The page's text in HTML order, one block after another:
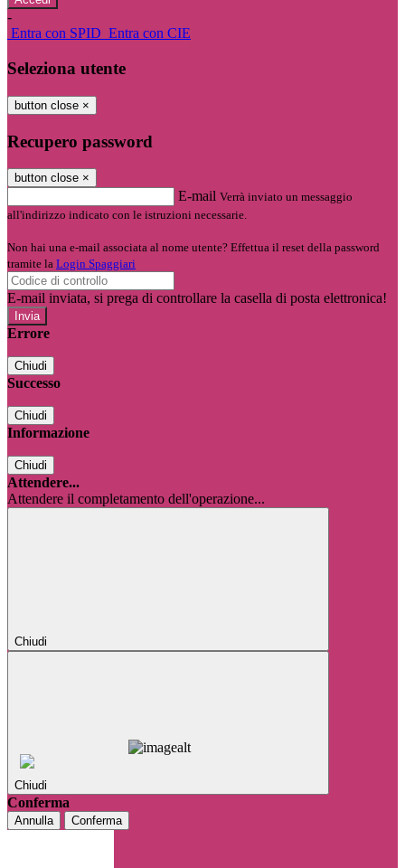
-
Entra con SPID Entra con CIE
Seleziona utente
button close ×
Recupero password
button close ×
E-mail Verrà inviato un messaggio
all'indirizzo indicato con le istruzioni necessarie.
Non hai una e-mail associata al nome utente? Effettua il reset della password
tramite la Login Spaggiari
E-mail inviata, si prega di controllare la casella di posta elettronica!
Errore
Chiudi
Successo
Chiudi
Informazione
Chiudi
Attendere...
Attendere il completamento dell'operazione...
Chiudi
Chiudi
Conferma
Annulla Conferma